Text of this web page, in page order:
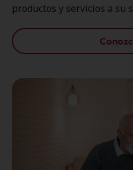
productos y servicios a su